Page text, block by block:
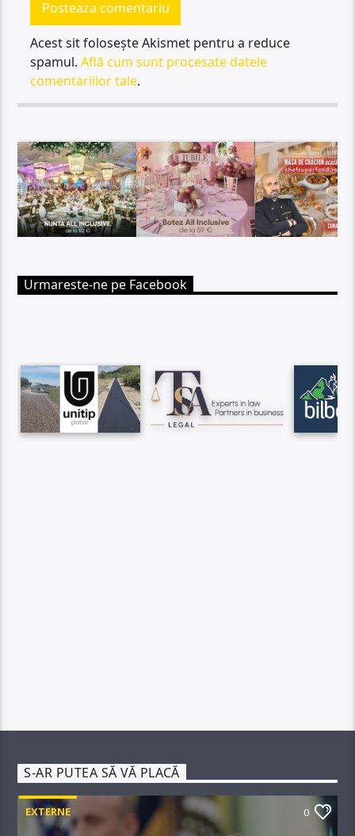
Acest sit folosește Akismet pentru a reduce
spamul.Află cum sunt procesate datele
comentariilor tale.
Urmareste-ne pe Facebook
S-AR PUTEA SĂ VĂ PLACĂ
EXTERNE 0